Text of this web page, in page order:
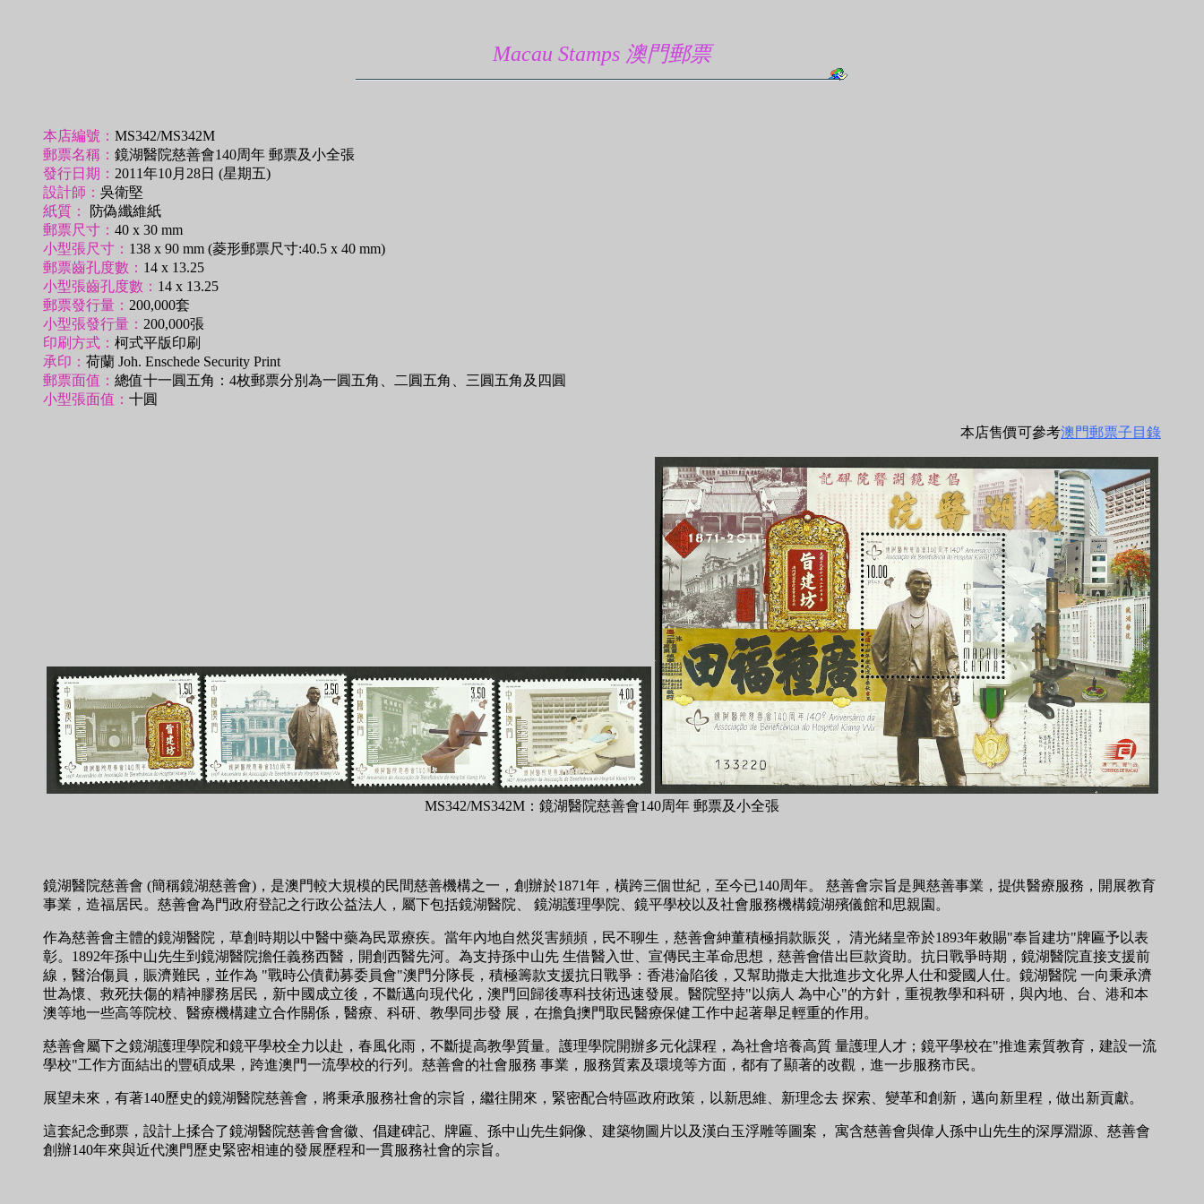
Macau Stamps 澳門郵票
本店編號： MS342/MS342M
郵票名稱： 鏡湖醫院慈善會140周年 郵票及小全張
發行日期： 2011年10月28日 (星期五)
設計師： 吳衛堅
紙質：
防偽纖維紙
郵票尺寸： 40 x 30 mm
小型張尺寸： 138 x 90 mm (菱形郵票尺寸:40.5 x 40 mm)
郵票齒孔度數： 14 x 13.25
小型張齒孔度數： 14 x 13.25
郵票發行量： 200,000套
小型張發行量： 200,000張
印刷方式： 柯式平版印刷
承印： 荷蘭 Joh. Enschede Security Print
郵票面值： 總值十一圓五角：4枚郵票分別為一圓五角、二圓五角、三圓五角及四圓
小型張面值： 十圓
本店售價可參考澳門郵票子目錄
MS342/MS342M：鏡湖醫院慈善會140周年 郵票及小全張
鏡湖醫院慈善會 (簡稱鏡湖慈善會)，是澳門較大規模的民間慈善機構之一，創辦於1871年，橫跨三個世紀，至今已140周年。 慈善會宗旨是興慈善事業，提供醫療服務，開展教育
事業，造福居民。慈善會為門政府登記之行政公益法人，屬下包括鏡湖醫院、 鏡湖護理學院、鏡平學校以及社會服務機構鏡湖殯儀館和思親園。
作為慈善會主體的鏡湖醫院，草創時期以中醫中藥為民眾療疾。當年內地自然災害頻頻，民不聊生，慈善會紳董積極捐款賑災， 清光緒皇帝於1893年敕賜"奉旨建坊"牌匾予以表
彰。1892年孫中山先生到鏡湖醫院擔任義務西醫，開創西醫先河。為支持孫中山先 生借醫入世、宣傳民主革命思想，慈善會借出巨款資助。抗日戰爭時期，鏡湖醫院直接支援前
線，醫治傷員，賑濟難民，並作為 "戰時公債勸募委員會"澳門分隊長，積極籌款支援抗日戰爭：香港淪陷後，又幫助撒走大批進步文化界人仕和愛國人仕。鏡湖醫院 一向秉承濟
世為懷、救死扶傷的精神膠務居民，新中國成立後，不斷邁向現代化，澳門回歸後專科技術迅速發展。醫院堅持"以病人 為中心"的方針，重視教學和科研，與內地、台、港和本
澳等地一些高等院校、醫療機構建立合作關係，醫療、科研、教學同步發 展，在擔負擙門取民醫療保健工作中起著舉足輕重的作用。
慈善會屬下之鏡湖護理學院和鏡平學校全力以赴，春風化雨，不斷提高教學質量。護理學院開辦多元化課程，為社會培養高質 量護理人才；鏡平學校在"推進素質教育，建設一流
學校"工作方面結出的豐碩成果，跨進澳門一流學校的行列。慈善會的社會服務 事業，服務質素及環境等方面，都有了顯著的改觀，進一步服務市民。
展望未來，有著140歷史的鏡湖醫院慈善會，將秉承服務社會的宗旨，繼往開來，緊密配合特區政府政策，以新思維、新理念去 探索、變革和創新，邁向新里程，做出新貢獻。
這套紀念郵票，設計上揉合了鏡湖醫院慈善會會徽、倡建碑記、牌匾、孫中山先生銅像、建築物圖片以及漢白玉浮雕等圖案， 寓含慈善會與偉人孫中山先生的深厚淵源、慈善會
創辦140年來與近代澳門歷史緊密相連的發展歷程和一貫服務社會的宗旨。